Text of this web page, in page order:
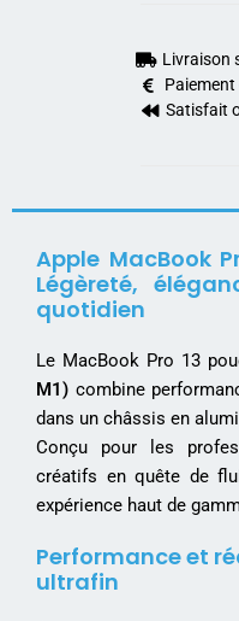
Livraison
Satisfait
Apple MacBook
Légèreté,
quotidien
Le MacBook Pro 13
M1) combine
dans un châssis en
Conçu pour les
créatifs en quête de
expérience haut de
Performance et
ultrafin